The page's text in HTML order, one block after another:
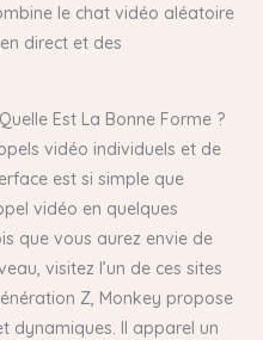
le chat vidéo aléatoire
direct et des
Est La Bonne Forme ?
vidéo individuels et de
est si simple que
vidéo en quelques
que vous aurez envie de
visitez l’un de ces sites
Z, Monkey propose
dynamiques. Il apparel un